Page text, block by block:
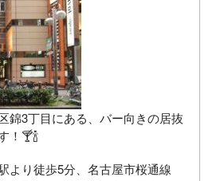
錦3丁目にある、バー向きの居抜
！🍸🍾
より徒歩5分、名古屋市桜通線